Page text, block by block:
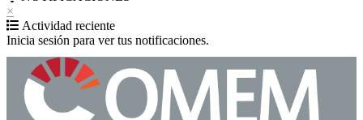
×
Actividad reciente
Inicia sesión para ver tus notificaciones.